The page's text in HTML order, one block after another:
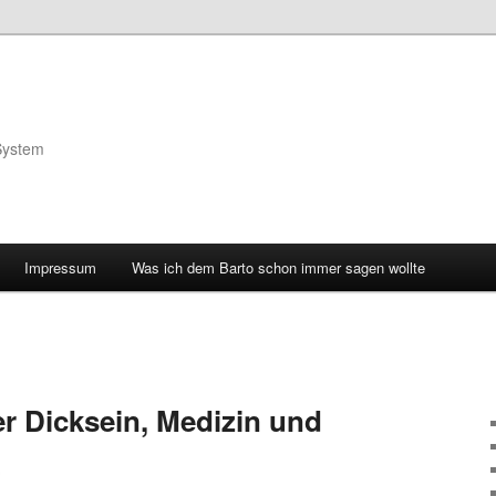
Impressum Was ich dem Barto schon immer sagen wollte
Dicksein, Medizin und